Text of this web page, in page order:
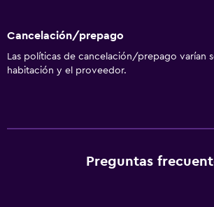
Cancelación/prepago
Las políticas de cancelación/prepago varían
habitación y el proveedor.
Preguntas